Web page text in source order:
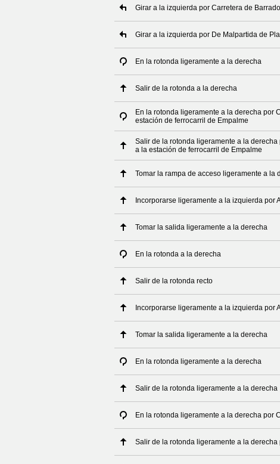
Girar a la izquierda por Carretera de
Girar a la izquierda por De Malpartida de
En la rotonda ligeramente a la derecha
Salir de la rotonda a la derecha
En la rotonda ligeramente a la derecha por
estación de ferrocarril de Empalme
Salir de la rotonda ligeramente a la
a la estación de ferrocarril de Empalme
Tomar la rampa de acceso ligeramente a la
Incorporarse ligeramente a la izquierda por
Tomar la salida ligeramente a la derecha
En la rotonda a la derecha
Salir de la rotonda recto
Incorporarse ligeramente a la izquierda por
Tomar la salida ligeramente a la derecha
En la rotonda ligeramente a la derecha
Salir de la rotonda ligeramente a la derecha
En la rotonda ligeramente a la derecha por
Salir de la rotonda ligeramente a la